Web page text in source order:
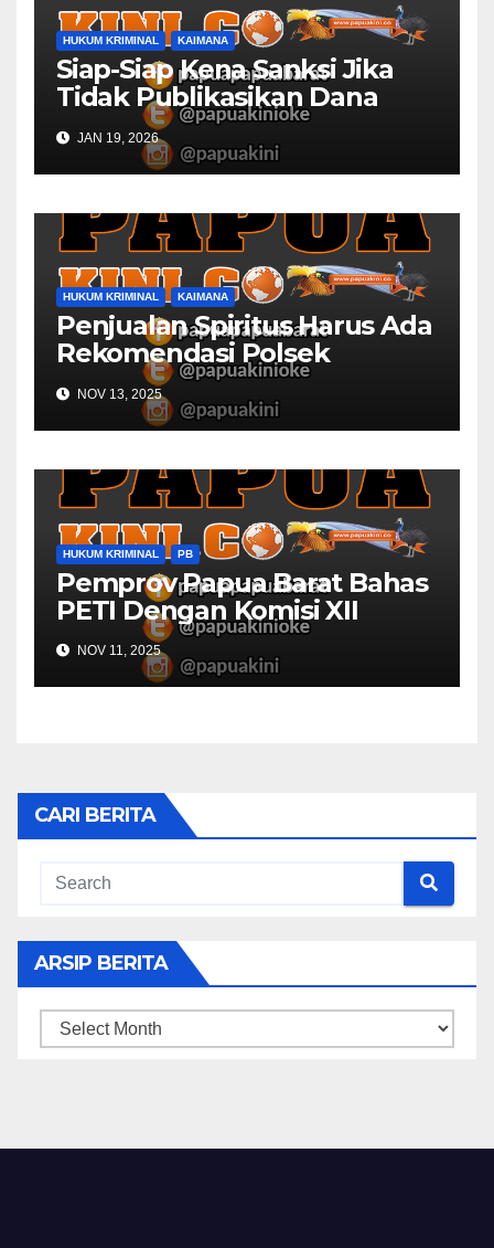
HUKUM KRIMINAL KAIMANA
Siap-Siap Kena Sanksi Jika
Tidak Publikasikan Dana
Desa
JAN 19, 2026
HUKUM KRIMINAL KAIMANA
Penjualan Spiritus Harus Ada
Rekomendasi Polsek
Kaimana
NOV 13, 2025
HUKUM KRIMINAL PB
Pemprov Papua Barat Bahas
PETI Dengan Komisi XII
NOV 11, 2025
CARI BERITA
ARSIP BERITA
ARSIP